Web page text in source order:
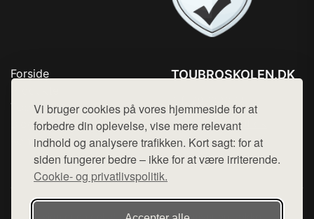
Vi bruger cookies på vores hjemmeside for at
forbedre din oplevelse, vise mere relevant
indhold og analysere trafikken. Kort sagt: for at
siden fungerer bedre – ikke for at være irriterende.
Cookie- og privatlivspolitik.
Forside
Top Rabatter
Blog
Kontakt
TOUBROSKOLEN.DK
Mail: hej@want.dk
Cookie- og privatlivspolitik